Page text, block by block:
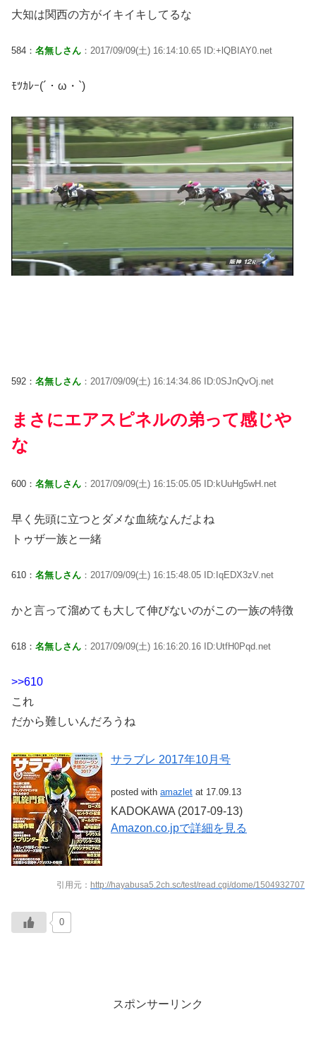
大知は関西の方がイキイキしてるな
584： 名無しさん ：2017/09/09(土) 16:14:10.65 ID:+lQBIAY0.net
ﾓﾂｶﾚｰ(´・ω・`)
592： 名無しさん ：2017/09/09(土) 16:14:34.86 ID:0SJnQvOj.net
まさにエアスピネルの弟って感じや
な
600： 名無しさん ：2017/09/09(土) 16:15:05.05 ID:kUuHg5wH.net
早く先頭に立つとダメな血統なんだよね
トゥザ一族と一緒
610： 名無しさん ：2017/09/09(土) 16:15:48.05 ID:IqEDX3zV.net
かと言って溜めても大して伸びないのがこの一族の特徴
618： 名無しさん ：2017/09/09(土) 16:16:20.16 ID:UtfH0Pqd.net
>>610
これ
だから難しいんだろうね
サラブレ 2017年10月号
posted with amazlet at 17.09.13
KADOKAWA (2017-09-13)
Amazon.co.jpで詳細を見る
引用元： http://hayabusa5.2ch.sc/test/read.cgi/dome/1504932707
0
スポンサーリンク